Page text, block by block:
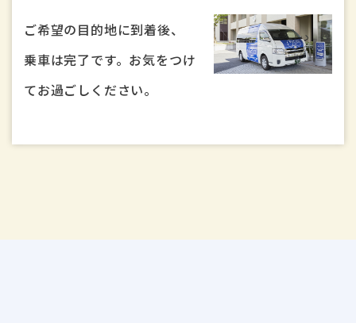
ご希望の目的地に到着後、
乗車は完了です。お気をつけ
てお過ごしください。